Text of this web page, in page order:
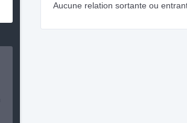
Aucune relation sortante ou